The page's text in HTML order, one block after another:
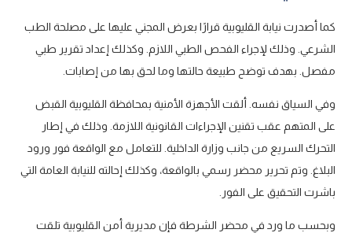
كما أصدرت نيابة القليوبية قرارًا بعرض المجني عليها على مصلحة الطب
الشرعي. وذلك لإجراء الفحص الطبي اللازم. وكذلك إعداد تقرير طبي
مفصل. بهدف توضح طبيعة حالتها وما لحق بها من إصابات.
وفي السياق نفسه. ألقت الأجهزة الأمنية بمحافظة القليوبية القبض
على المتهم عقب تقنين الإجراءات القانونية اللازمة. وذلك في إطار
التحرك السريع من جانب وزارة الداخلية. للتعامل مع الواقعة فور ورود
البلاغ. وتم تحرير محضر رسمي بالواقعة، وكذلك إحالته للنيابة العامة التي
باشرت التحقيق على الفور.
وبحسب ما ورد في محضر الشرطة فإن مديرية أمن القليوبية تلقت